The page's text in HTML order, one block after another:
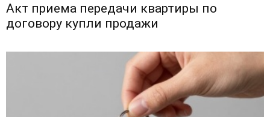
Акт приема передачи квартиры по
договору купли продажи